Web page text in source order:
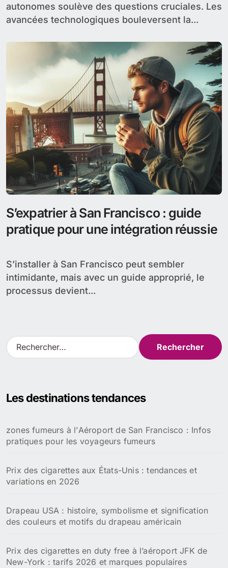
autonomes soulève des questions cruciales. Les
avancées technologiques bouleversent la...
S’expatrier à San Francisco : guide
pratique pour une intégration réussie
S’installer à San Francisco peut sembler
intimidante, mais avec un guide approprié, le
processus devient...
R
e
r
e
r
Les destinations tendances
zones fumeurs à l'Aéroport de San Francisco : Infos
pratiques pour les voyageurs fumeurs
Prix des cigarettes aux États-Unis : tendances et
variations en 2026
Drapeau USA : histoire, symbolisme et signification
des couleurs et motifs du drapeau américain
Prix des cigarettes en duty free à l’aéroport JFK de
New-York : tarifs 2026 et marques populaires